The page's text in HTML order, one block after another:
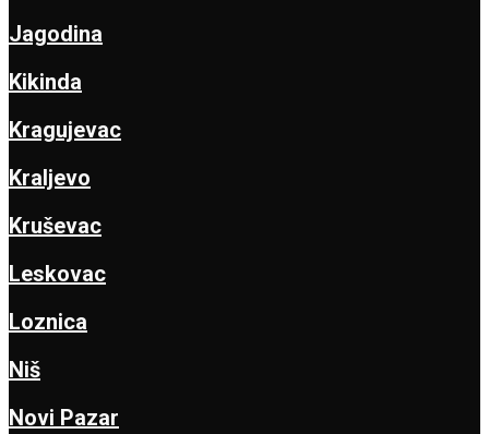
Jagodina
Kikinda
Kragujevac
Kraljevo
Kruševac
Leskovac
Loznica
Niš
Novi Pazar